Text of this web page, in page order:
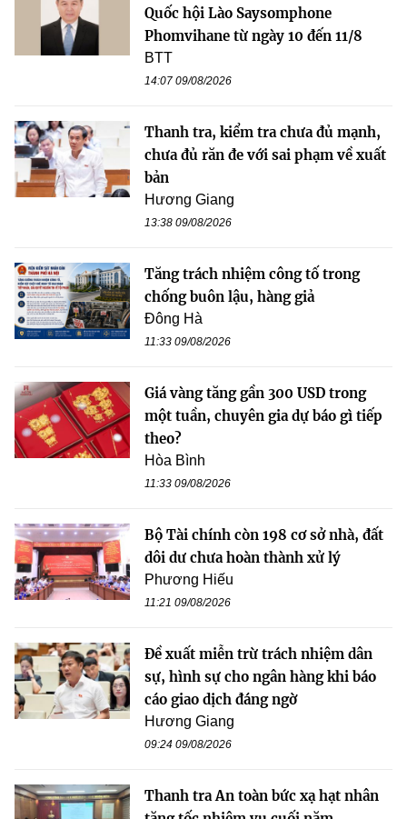
Quốc hội Lào Saysomphone
Phomvihane từ ngày 10 đến 11/8
BTT
14:07 09/08/2026
Thanh tra, kiểm tra chưa đủ mạnh,
chưa đủ răn đe với sai phạm về xuất
bản
Hương Giang
13:38 09/08/2026
Tăng trách nhiệm công tố trong
chống buôn lậu, hàng giả
Đông Hà
11:33 09/08/2026
Giá vàng tăng gần 300 USD trong
một tuần, chuyên gia dự báo gì tiếp
theo?
Hòa Bình
11:33 09/08/2026
Bộ Tài chính còn 198 cơ sở nhà, đất
dôi dư chưa hoàn thành xử lý
Phương Hiếu
11:21 09/08/2026
Đề xuất miễn trừ trách nhiệm dân
sự, hình sự cho ngân hàng khi báo
cáo giao dịch đáng ngờ
Hương Giang
09:24 09/08/2026
Thanh tra An toàn bức xạ hạt nhân